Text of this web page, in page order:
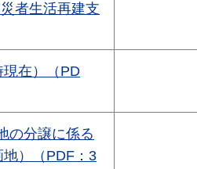
者生活再建支
在）（PD
の分譲に係る
）（PDF：3